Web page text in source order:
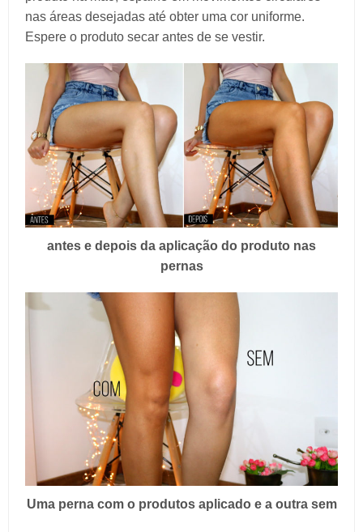
nas áreas desejadas até obter uma cor uniforme.
Espere o produto secar antes de se vestir.
antes e depois da aplicação do produto nas
pernas
Uma perna com o produtos aplicado e a outra sem